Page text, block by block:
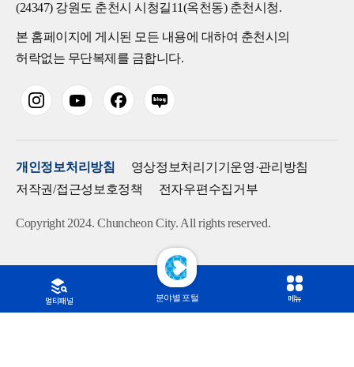
멀티패널 분야별 포털 메뉴
(24347) 강원도 춘천시 시청길11(옥천동) 춘천시청.
본 홈페이지에 게시된 모든 내용에 대하여 춘천시의
허락없는 무단복제를 금합니다.
개인정보처리방침
영상정보처리기기운영·관리방침
저작권/접근성보호정책
전자우편수집거부
Copyright 2024. Chuncheon City. All rights reserved.